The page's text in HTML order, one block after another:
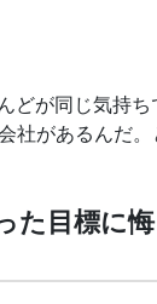
どが同じ気持ち
社があるんだ
た目標に